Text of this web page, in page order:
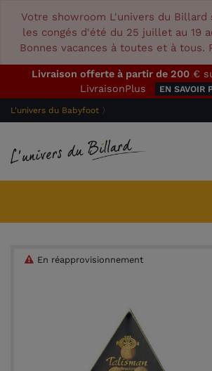
Votre showroom L'univers du Billard
les congés d'été du 25 juillet au 19
Bonnes vacances à toutes et à tous.
Livraison offerte à partir de 200 €
LivraisonPlus
EN SAVOIR
L'univers du Babyfoot 〉
En réapprovisionnement